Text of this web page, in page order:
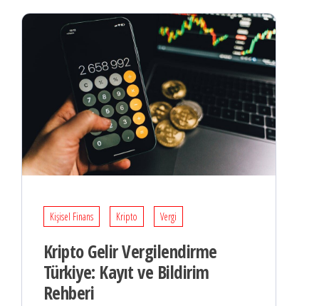
Kişisel Finans Kripto Vergi
Kripto Gelir Vergilendirme
Türkiye: Kayıt ve Bildirim
Rehberi